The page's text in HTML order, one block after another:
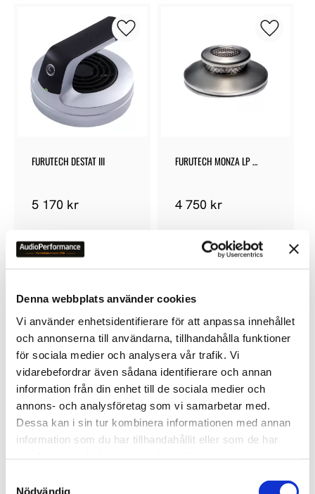
Denna webbplats använder cookies
Vi använder enhetsidentifierare för att anpassa innehållet
och annonserna till användarna, tillhandahålla funktioner
för sociala medier och analysera vår trafik. Vi
vidarebefordrar även sådana identifierare och annan
information från din enhet till de sociala medier och
annons- och analysföretag som vi samarbetar med.
Dessa kan i sin tur kombinera informationen med annan
information som du har tillhandahållit eller som de har
Nödvändig
FURUTECH DESTAT III
5 170 kr
Lägg till i favoriter
FURUTECH MONZA LP
4 750 kr
Lägg till
9%
Lägg till i favoriter